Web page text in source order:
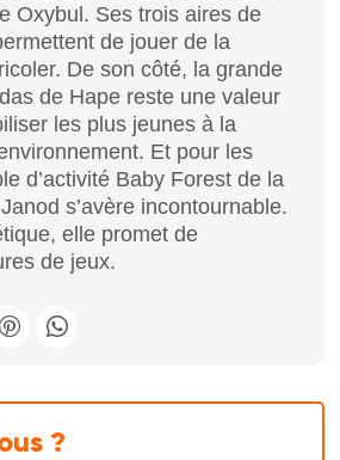
Oxybul. Ses trois aires de
de jouer de la
De son côté, la grande
de Hape reste une valeur
les plus jeunes à la
Et pour les
d’activité Baby Forest de la
s’avère incontournable.
elle promet de
de jeux.
?